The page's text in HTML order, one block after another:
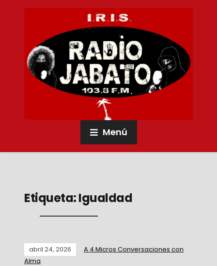
Menú
Etiqueta:Igualdad
abril 24, 2026
A 4 Micros Conversaciones con
Alma